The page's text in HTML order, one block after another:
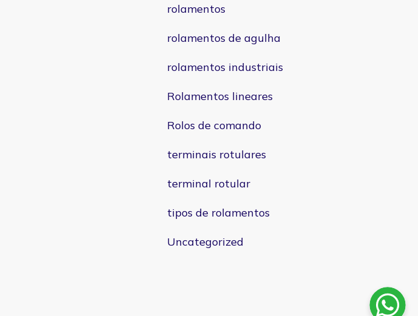
rolamentos
rolamentos de agulha
rolamentos industriais
Rolamentos lineares
Rolos de comando
terminais rotulares
terminal rotular
tipos de rolamentos
Uncategorized